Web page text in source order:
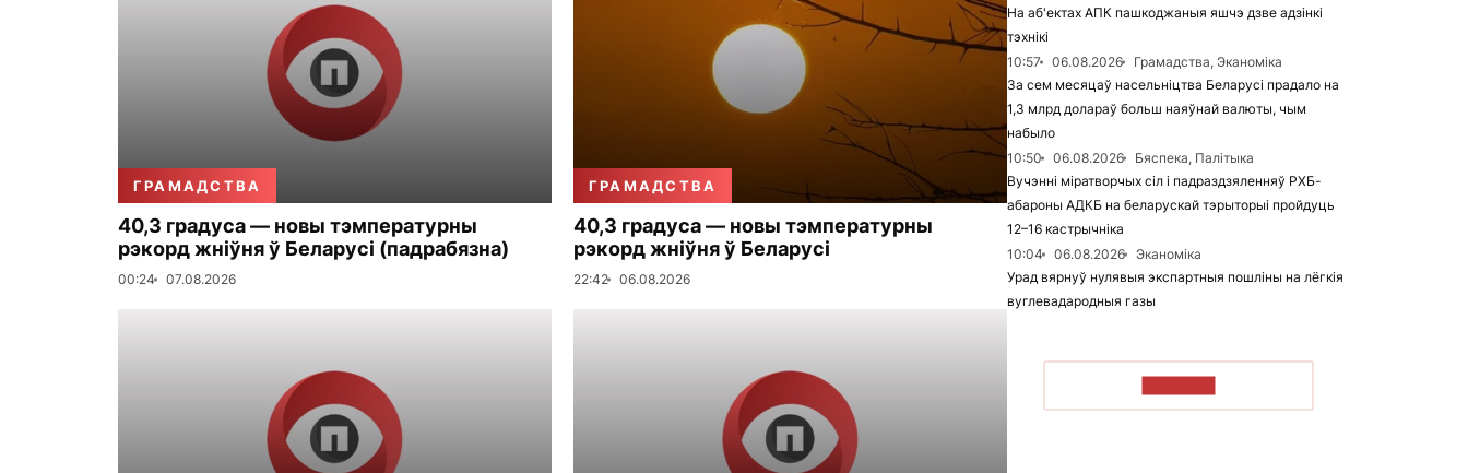
ГРАМАДСТВА
40,3 градуса — новы тэмпературны
рэкорд жніўня ў Беларусі (падрабязна)
00:24 07.08.2026
ГРАМАДСТВА
40,3 градуса — новы тэмпературны
рэкорд жніўня ў Беларусі
22:42 06.08.2026
На аб'ектах АПК пашкоджаныя яшчэ дзве адзінкі
тэхнікі
10:57
06.08.2026
Грамадства, Эканоміка
За сем месяцаў насельніцтва Беларусі прадало на
1,3 млрд долараў больш наяўнай валюты, чым
набыло
10:50
06.08.2026
Бяспека, Палітыка
Вучэнні міратворчых сіл і падраздзяленняў РХБ-
абароны АДКБ на беларускай тэрыторыі пройдуць
12–16 кастрычніка
10:04
06.08.2026
Эканоміка
Урад вярнуў нулявыя экспартныя пошліны на лёгкія
вуглевадародныя газы